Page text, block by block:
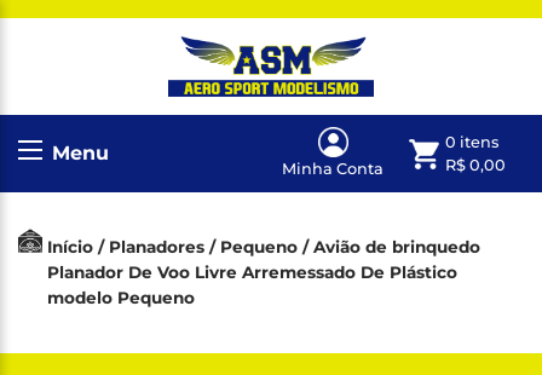
Menu
Minha Conta
0 itens
R$ 0,00
Início / Planadores / Pequeno / Avião de brinquedo
Planador De Voo Livre Arremessado De Plástico
modelo Pequeno